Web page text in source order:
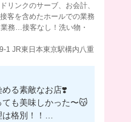
リンクのサーブ、お会計、
客を含めたホールでの業務
務…接客なし！洗い物・
1 JR東日本東京駅構内八重
る素敵なお店❣️
も美味しかった〜😽
格別！！